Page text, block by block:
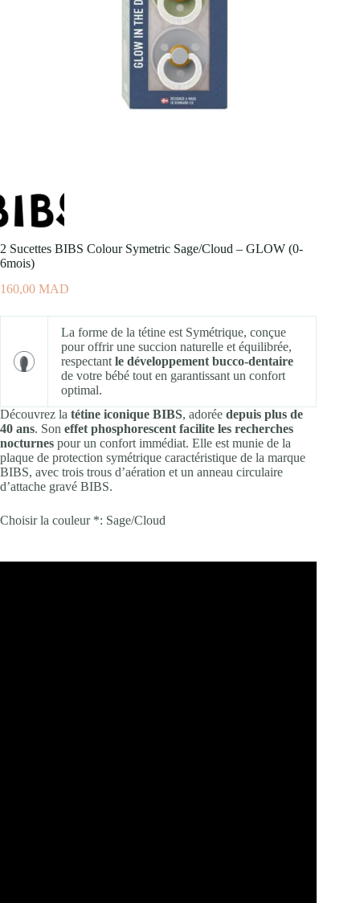
2 Sucettes BIBS Colour Symetric Sage/Cloud – GLOW (0-
6mois)
160,00 MAD
La forme de la tétine est Symétrique, conçue
pour offrir une succion naturelle et équilibrée,
respectant le développement bucco-dentaire
de votre bébé tout en garantissant un confort
optimal.
Découvrez la tétine iconique BIBS, adorée depuis plus de
40 ans. Son effet phosphorescent facilite les recherches
nocturnes pour un confort immédiat. Elle est munie de la
plaque de protection symétrique caractéristique de la marque
BIBS, avec trois trous d’aération et un anneau circulaire
d’attache gravé BIBS.
Choisir la couleur *: Sage/Cloud